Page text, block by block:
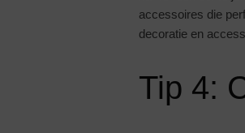
accessoires die
decoratie en
Tip 4: